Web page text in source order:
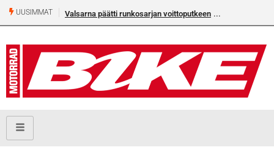
UUSIMMAT Valsarna päätti runkosarjan voittoputkeen